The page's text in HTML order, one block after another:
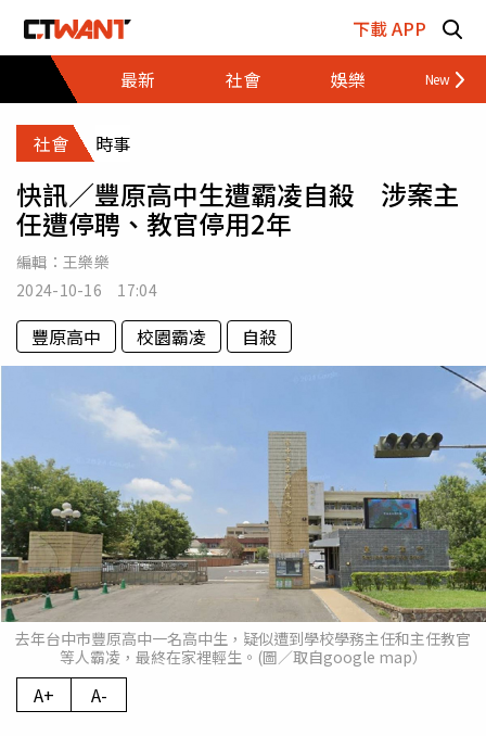
下載 APP
最新
社會 娛樂 財經
社會 時事
快訊／豐原高中生遭霸凌自殺 涉案主
任遭停聘、教官停用2年
編輯： 王樂樂
2024-10-16 17:04
豐原高中 校園霸凌 自殺
去年台中市豐原高中一名高中生，疑似遭到學校學務主任和主任教官
等人霸凌，最終在家裡輕生。(圖／取自google map）
A+ A-